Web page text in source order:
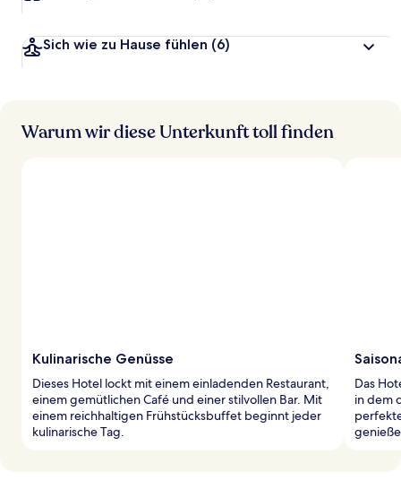
Sich wie zu Hause fühlen (6)
Warum wir diese Unterkunft toll finden
Kulinarische Genüsse
Dieses Hotel lockt mit einem einladenden Restaurant,
einem gemütlichen Café und einer stilvollen Bar. Mit
einem reichhaltigen Frühstücksbuffet beginnt jeder
kulinarische Tag.
Das
in dem